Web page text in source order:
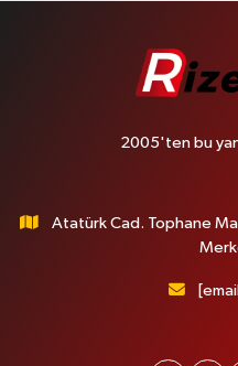
2005'ten bu
Atatürk Cad. Tophane